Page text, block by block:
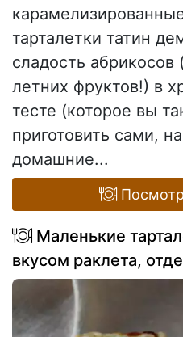
тарталетки татин
сладость
летних фруктов!) в
тесте (которое вы
приготовить сами,
домашние...
Маленькие
вкусом раклета,